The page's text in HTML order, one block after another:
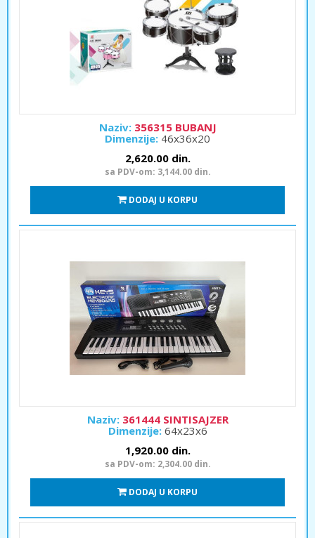
Naziv: 356315 BUBANJ
Dimenzije: 46x36x20
2,620.00 din.
sa PDV-om: 3,144.00 din.
DODAJ U KORPU
Naziv: 361444 SINTISAJZER
Dimenzije: 64x23x6
1,920.00 din.
sa PDV-om: 2,304.00 din.
DODAJ U KORPU